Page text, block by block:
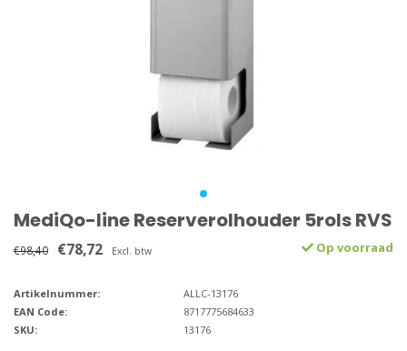
MediQo-line Reserverolhouder 5rols RVS
€98,40 €78,72 Excl. btw Op voorraad
Artikelnummer:
ALLC-13176
EAN Code:
8717775684633
SKU:
13176